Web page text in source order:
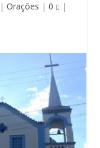
| Orações | 0 |